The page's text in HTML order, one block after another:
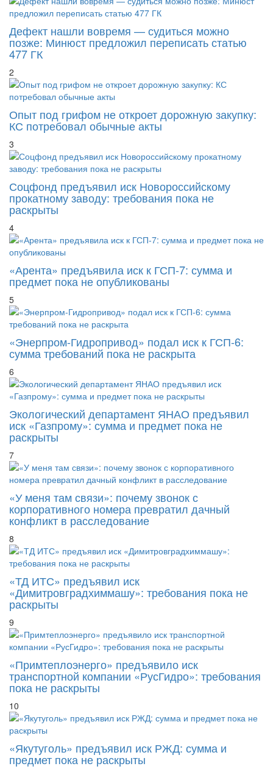
Дефект нашли вовремя — судиться можно
позже: Минюст предложил переписать статью
477 ГК
2
Опыт под грифом не откроет дорожную закупку:
КС потребовал обычные акты
3
Соцфонд предъявил иск Новороссийскому
прокатному заводу: требования пока не
раскрыты
4
«Арента» предъявила иск к ГСП-7: сумма и
предмет пока не опубликованы
5
«Энерпром-Гидропривод» подал иск к ГСП-6:
сумма требований пока не раскрыта
6
Экологический департамент ЯНАО предъявил
иск «Газпрому»: сумма и предмет пока не
раскрыты
7
«У меня там связи»: почему звонок с
корпоративного номера превратил дачный
конфликт в расследование
8
«ТД ИТС» предъявил иск
«Димитровградхиммашу»: требования пока не
раскрыты
9
«Примтеплоэнерго» предъявило иск
транспортной компании «РусГидро»: требования
пока не раскрыты
10
«Якутуголь» предъявил иск РЖД: сумма и
предмет пока не раскрыты